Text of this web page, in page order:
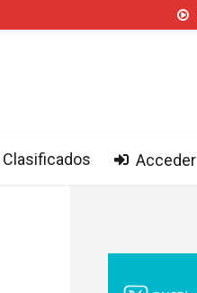
Clasificados Acceder